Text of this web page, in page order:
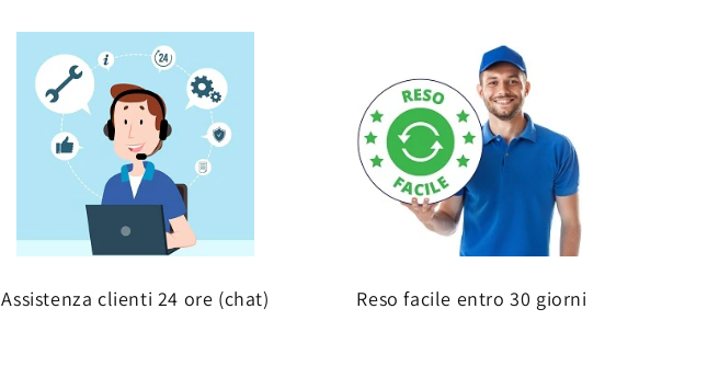
Assistenza clienti 24 ore (chat) Reso facile entro 30 giorni